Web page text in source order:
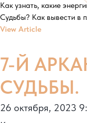
В
И
В
Как узнать, какие
Судьбы? Как вывести в
View Article
7-Й
СУДЬБЫ.
26 октября, 2023